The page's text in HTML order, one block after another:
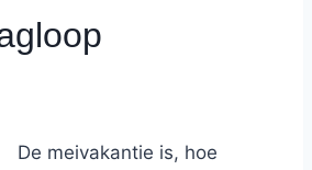
De meivakantie is, hoe